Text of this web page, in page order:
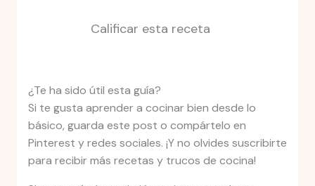
Calificar esta receta
¿Te ha sido útil esta guía?
Si te gusta aprender a cocinar bien desde lo
básico, guarda este post o compártelo en
Pinterest y redes sociales. ¡Y no olvides suscribirte
para recibir más recetas y trucos de cocina!